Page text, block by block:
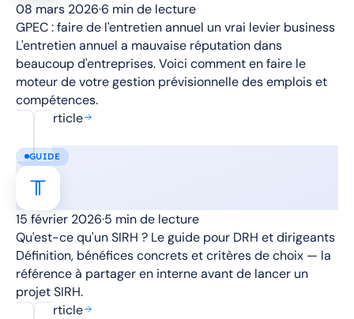
08 mars 2026·6 min de lecture
GPEC : faire de l'entretien annuel un vrai levier business
L'entretien annuel a mauvaise réputation dans
beaucoup d'entreprises. Voici comment en faire le
moteur de votre gestion prévisionnelle des emplois et
compétences.
Lire l'article
GUIDE
15 février 2026·5 min de lecture
Qu'est-ce qu'un SIRH ? Le guide pour DRH et dirigeants
Définition, bénéfices concrets et critères de choix — la
référence à partager en interne avant de lancer un
projet SIRH.
Lire l'article